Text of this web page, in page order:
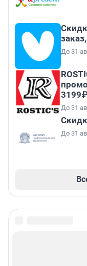
До 31
До 31
До 31